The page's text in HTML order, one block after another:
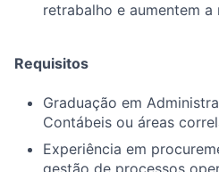
retrabalho e aumentem a
Requisitos
Graduação em
Contábeis ou áreas
Experiência em
gestão de processos